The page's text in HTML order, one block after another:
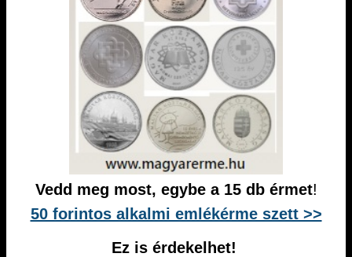
Vedd meg most, egybe a 15 db érmet!
50 forintos alkalmi emlékérme szett >>
Ez is érdekelhet!